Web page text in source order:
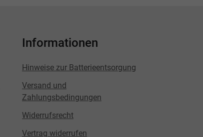
Informationen
Hinweise zur Batterieentsorgung
Versand und
Zahlungsbedingungen
Widerrufsrecht
Vertrag widerrufen